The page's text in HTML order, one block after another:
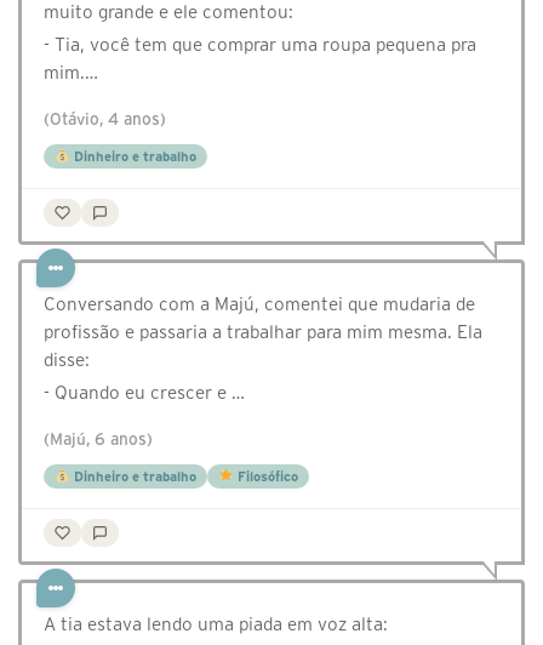
muito grande e ele comentou:
- Tia, você tem que comprar uma roupa pequena pra
mim.…
(Otávio, 4 anos)
Dinheiro e trabalho
Conversando com a Majú, comentei que mudaria de
profissão e passaria a trabalhar para mim mesma. Ela
disse:
- Quando eu crescer e …
(Majú, 6 anos)
Dinheiro e trabalho Filosófico
A tia estava lendo uma piada em voz alta: